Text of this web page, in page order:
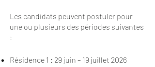
Les candidats peuvent postuler pour
une ou plusieurs des périodes suivantes
:
Résidence 1 : 29 juin – 19 juillet 2026